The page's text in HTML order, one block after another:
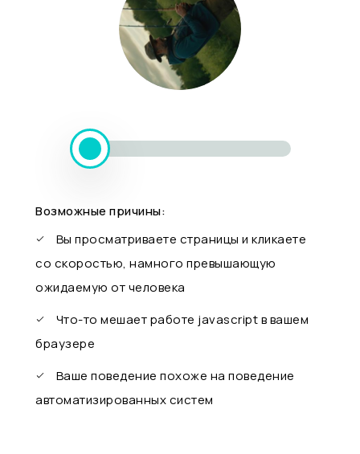
Возможные причины:
Вы просматриваете страницы и кликаете
со скоростью, намного превышающую
ожидаемую от человека
Что-то мешает работе javascript в вашем
браузере
Ваше поведение похоже на поведение
автоматизированных систем